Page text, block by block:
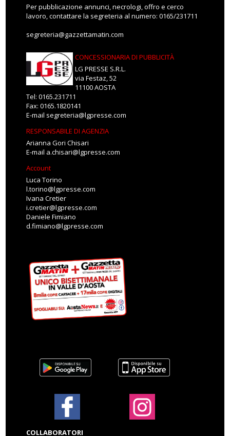
Per pubblicazione annunci, necrologi, offro e cerco
lavoro, contattare la segreteria al numero: 0165/231711
segreteria@gazzettamatin.com
CONCESSIONARIA DI PUBBLICITÀ
LG PRESSE S.R.L.
via Festaz, 52
11100 AOSTA
Tel: 0165.231711
Fax: 0165.1820141
E-mail segreteria@lgpresse.com
RESPONSABILE DI AGENZIA
Arianna Gori Chisari
E-mail a.chisari@lgpresse.com
Account
Luca Torino
l.torino@lgpresse.com
Ivana Cretier
i.cretier@lgpresse.com
Daniele Fimiano
d.fimiano@lgpresse.com
COLLABORATORI